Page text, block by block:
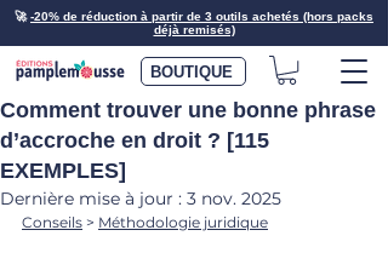
🚀-20% de réduction à partir de 3 outils achetés (hors packs
déjà remisés)
BOUTIQUE
Comment trouver une bonne phrase
d’accroche en droit ? [115
EXEMPLES]
Dernière mise à jour : 3 nov. 2025
Conseils > Méthodologie juridique